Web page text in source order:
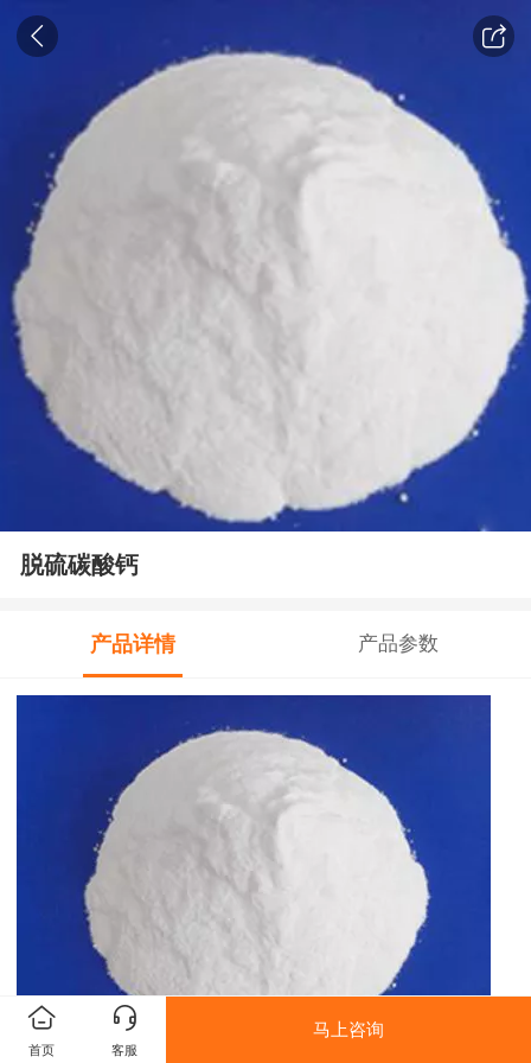
脱硫碳酸钙
产品详情 产品参数
首页 客服
马上咨询